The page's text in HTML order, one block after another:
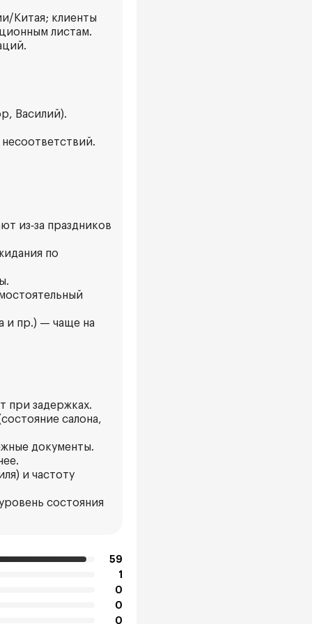
Китая; клиенты
листам.
Василий).
из‑за праздников
по
и пр.) — чаще на
при задержках.
салона,
документы.
и частоту
состояния
59
1
0
0
0